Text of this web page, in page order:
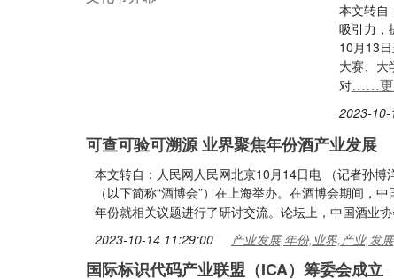
本文转自
吸引力，
10月13
大赛、大
对……更
2023-
可查可验可溯源 业界聚焦年份酒产业发展
本文转自：人民网人民网北京10月14日电 （记者孙
（以下简称“酒博会”）在上海举办。在酒博会期间，
年份就相关议题进行了研讨交流。论坛上，中国酒业
2023-10-14 11:29:00 产业发展,年份,业界,产业,发
国际标识代码产业联盟（ICA）筹委会成立